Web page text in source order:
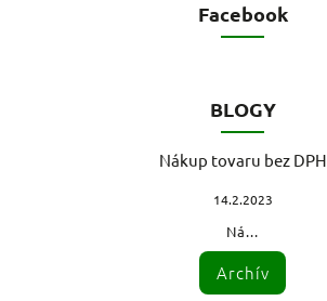
Facebook
BLOGY
Nákup tovaru bez DPH
14.2.2023
Ná...
Archív